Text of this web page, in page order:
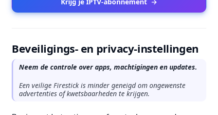
Beveiligings- en privacy-instellingen
Neem de controle over apps, machtigingen en updates.
Een veilige Firestick is minder geneigd om ongewenste
advertenties of kwetsbaarheden te krijgen.